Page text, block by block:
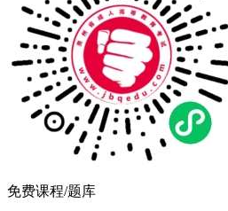
免费课程/题库